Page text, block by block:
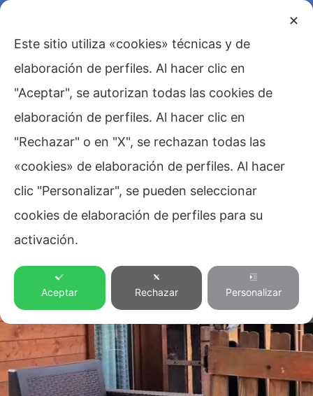
La casa
✕
Este sitio utiliza «cookies» técnicas y de
elaboración de perfiles. Al hacer clic en
"Aceptar", se autorizan todas las cookies de
elaboración de perfiles. Al hacer clic en
"Rechazar" o en "X", se rechazan todas las
«cookies» de elaboración de perfiles. Al hacer
clic "Personalizar", se pueden seleccionar
cookies de elaboración de perfiles para su
activación.
Aceptar Rechazar Personalizar